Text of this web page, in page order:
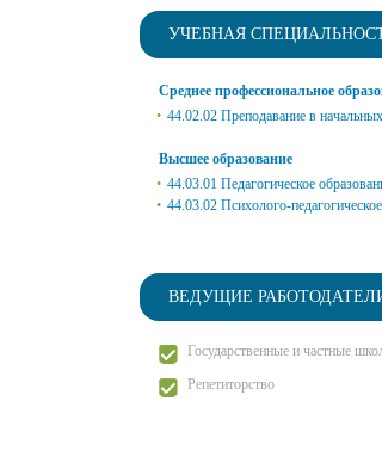
УЧЕБНАЯ
Среднее профессиональное
44.02.02 Преподавание в
Высшее образование
44.03.01 Педагогическое
44.03.02 Психолого-
ВЕДУЩИЕ
Государственные и частные
Репетиторство